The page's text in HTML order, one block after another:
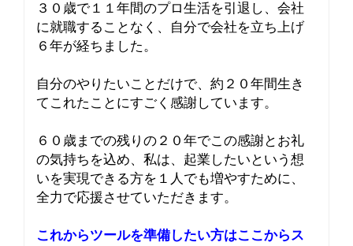
３０歳で１１年間のプロ生活を引退し、会社
に就職することなく、自分で会社を立ち上げ
６年が経ちました。
自分のやりたいことだけで、約２０年間生き
てこれたことにすごく感謝しています。
６０歳までの残りの２０年でこの感謝とお礼
の気持ちを込め、私は、起業したいという想
いを実現できる方を１人でも増やすために、
全力で応援させていただきます。
これからツールを準備したい方はここからス